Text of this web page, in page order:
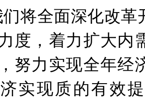
全面深化改革
度，着力扩大内
努力实现全年经
实现质的有效